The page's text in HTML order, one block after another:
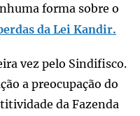
forma sobre o
da Lei Kandir.
vez pelo Sindifisco.
a preocupação do
da Fazenda